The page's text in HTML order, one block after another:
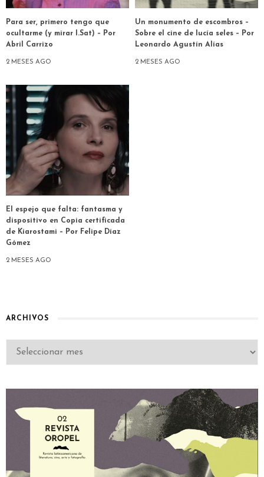
Para ser, primero tengo que
ocultarme (y mirar I.Sat) – Por
Abril Carrizo
2 MESES AGO
Un monumento de escombros –
Sobre el cine de lucía seles – Por
Leonardo Agustín Alías
2 MESES AGO
El espejo que falta: fantasma y
dispositivo en Copia certificada
de Kiarostami – Por Felipe Díaz
Gómez
2 MESES AGO
ARCHIVOS